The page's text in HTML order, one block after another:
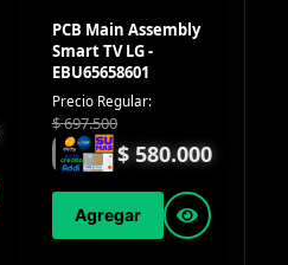
PCB Main Assembly
Smart TV LG -
EBU65658601
Precio Regular:
$697.500
$ 580.000
Agregar